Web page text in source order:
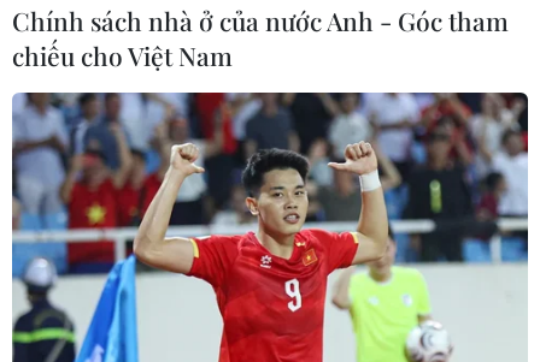
Chính sách nhà ở của nước Anh - Góc tham
chiếu cho Việt Nam